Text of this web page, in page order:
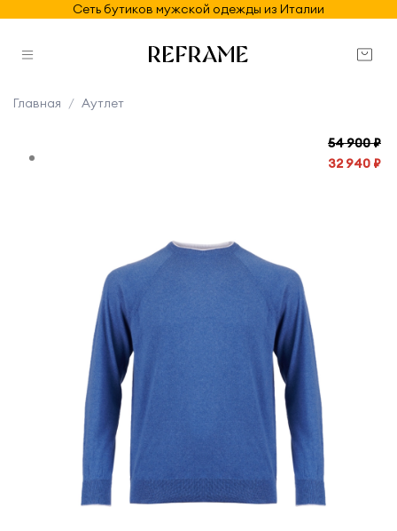
Сеть бутиков мужской одежды из Италии
Главная Аутлет
54 900 ₽
32 940 ₽